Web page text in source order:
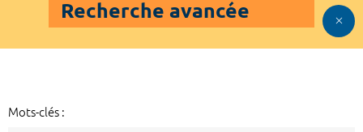
Recherche avancée
Mots-clés :